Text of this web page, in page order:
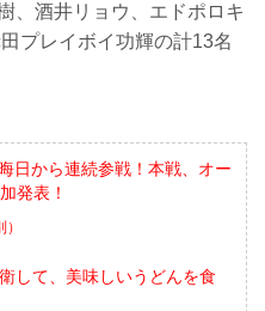
、酒井リョウ、エドポロキ
プレイボイ功輝の計13名
日から連続参戦！本戦、オー
発表！
して、美味しいうどんを食